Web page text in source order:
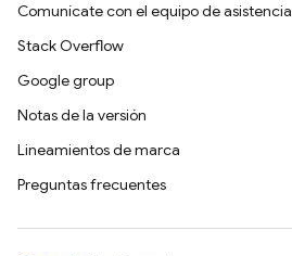
Comunícate con el equipo de asistencia
Stack Overflow
Google group
Notas de la versión
Lineamientos de marca
Preguntas frecuentes